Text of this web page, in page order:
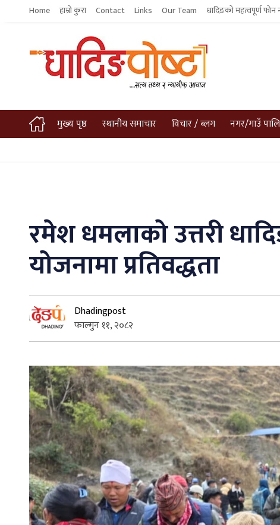
Home हाम्रो कुरा Contact Links Our Team धादिङको महत्वपूर्ण
मुख्य पृष्ठ स्थानीय समाचार विचार / ब्लग नगर/गाउँ
रमेश धमलाको उत्तरी
योजनामा प्रतिवद्धता
Dhadingpost
फाल्गुन ११, २०८२